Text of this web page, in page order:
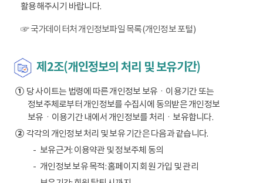
활용해주시기 바랍니다.
☞ 국가데이터처 개인정보파일 목록(개인정보 포털)
제2조(개인정보의 처리 및 보유기간)
①당 사이트는 법령에 따른 개인정보 보유ㆍ이용기간 또는
정보주체로부터 개인정보를 수집시에 동의받은 개인정보
보유ㆍ이용기간 내에서 개인정보를 처리ㆍ보유합니다.
②각각의 개인정보 처리 및 보유 기간은 다음과 같습니다.
보유근거: 이용약관 및 정보주체 동의
개인정보 보유 목적: 홈페이지 회원 가입 및 관리